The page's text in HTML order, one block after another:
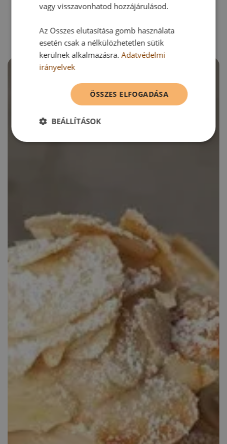
RECEPTAJÁNLÓ
vagy visszavonhatod hozzájárulásod.
Az Összes elutasítása gomb használata
esetén csak a nélkülözhetetlen sütik
kerülnek alkalmazásra.Adatvédelmi
irányelvek
ÖSSZES ELFOGADÁSA
BEÁLLÍTÁSOK